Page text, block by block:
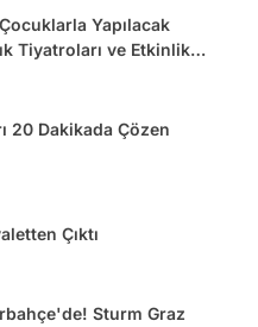
Yapılacak
Tiyatroları ve Etkinlik
20 Dakikada Çözen
Çıktı
Sturm Graz